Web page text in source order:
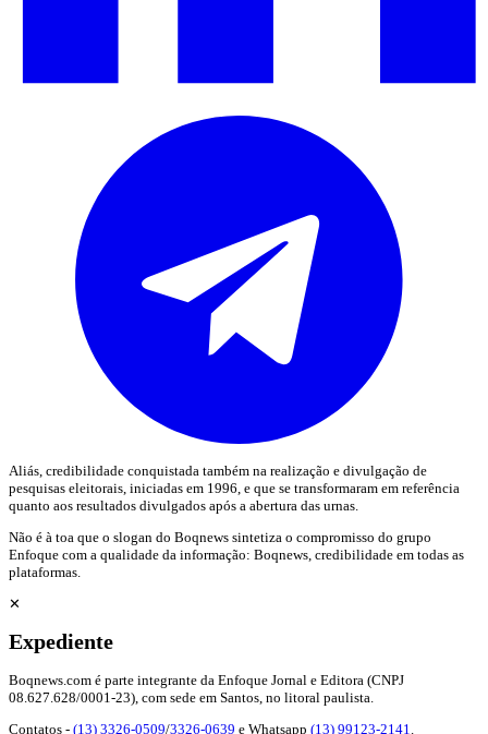
Aliás, credibilidade conquistada também na realização e divulgação de
pesquisas eleitorais, iniciadas em 1996, e que se transformaram em referência
quanto aos resultados divulgados após a abertura das urnas.
Não é à toa que o slogan do Boqnews sintetiza o compromisso do grupo
Enfoque com a qualidade da informação: Boqnews, credibilidade em todas as
plataformas.
✕
Expediente
Boqnews.com é parte integrante da Enfoque Jornal e Editora (CNPJ
08.627.628/0001-23), com sede em Santos, no litoral paulista.
Contatos - (13) 3326-0509/3326-0639 e Whatsapp (13) 99123-2141